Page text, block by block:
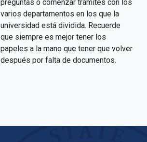
preguntas o comenzar trámites con los
varios departamentos en los que la
universidad está dividida. Recuerde
que siempre es mejor tener los
papeles a la mano que tener que volver
después por falta de documentos.